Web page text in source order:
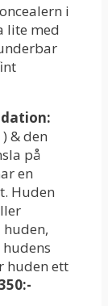
i
lite med
& den
på
en
Huden
huden ett